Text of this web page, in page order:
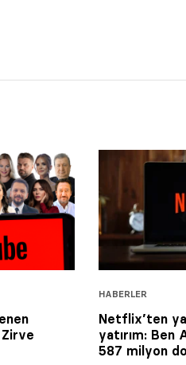
HABERLER
Netflix’ten
yatırım: Ben
587 milyon